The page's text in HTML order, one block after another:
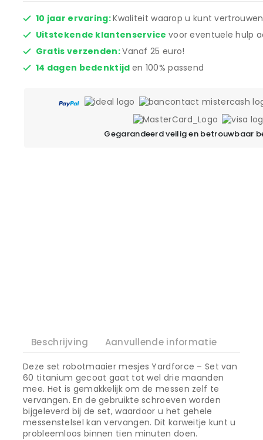
10 jaar ervaring:Kwaliteit waarop u kunt
Uitstekende klantenservice voor eventuele hulp
Gratis verzenden:Vanaf 25 euro!
14 dagen bedenktijd en 100% passend
Gegarandeerd veilig en betrouwbaar
Beschrijving Aanvullende informatie
Deze set robotmaaier mesjes Yardforce – Set van
60 titanium gecoat gaat tot wel drie maanden
mee. Het is gemakkelijk om de messen zelf te
vervangen. En de gebruikte schroeven worden
bijgeleverd bij de set, waardoor u het gehele
messenstelsel kan vervangen. Dit karweitje kunt u
probleemloos binnen tien minuten doen.